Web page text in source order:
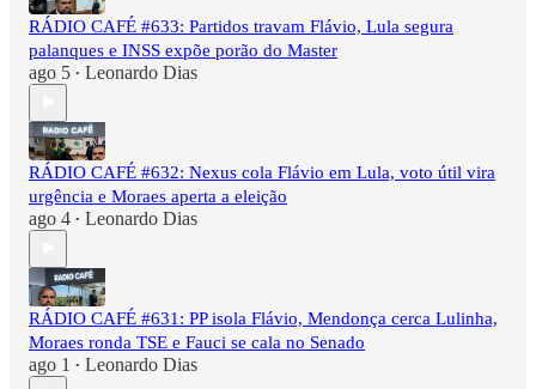
RÁDIO CAFÉ #633: Partidos travam Flávio, Lula segura
palanques e INSS expõe porão do Master
ago 5 • Leonardo Dias
RÁDIO CAFÉ #632: Nexus cola Flávio em Lula, voto útil vira
urgência e Moraes aperta a eleição
ago 4 • Leonardo Dias
RÁDIO CAFÉ #631: PP isola Flávio, Mendonça cerca Lulinha,
Moraes ronda TSE e Fauci se cala no Senado
ago 1 • Leonardo Dias